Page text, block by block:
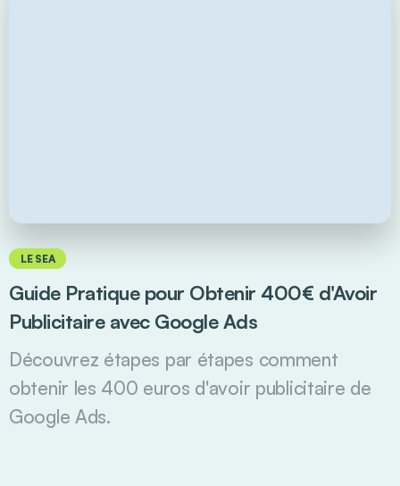
LE SEA
Guide Pratique pour Obtenir 400€ d'Avoir
Publicitaire avec Google Ads
Découvrez étapes par étapes comment
obtenir les 400 euros d'avoir publicitaire de
Google Ads.